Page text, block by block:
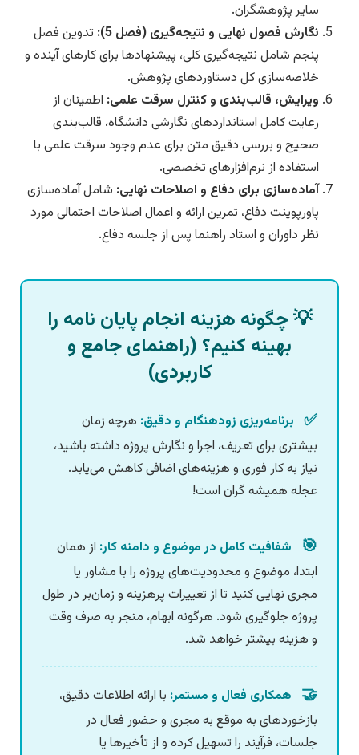
سایر پژوهشگران.
نگارش فصول نهایی و نتیجه‌گیری (فصل 5):
تدوین فصل
پنجم شامل نتیجه‌گیری کلی، پیشنهادها برای کارهای آینده و
خلاصه‌سازی کل دستاوردهای پژوهش.
ویرایش، قالب‌بندی و کنترل سرقت علمی: اطمینان از
رعایت کامل استانداردهای نگارشی دانشگاه، قالب‌بندی
صحیح و بررسی دقیق متن برای عدم وجود سرقت علمی با
استفاده از نرم‌افزارهای تخصصی.
آماده‌سازی برای دفاع و اصلاحات نهایی: شامل آماده‌سازی
پاورپوینت دفاع، تمرین ارائه و اعمال اصلاحات احتمالی مورد
نظر داوران و استاد راهنما پس از جلسه دفاع.
💡 چگونه هزینه انجام پایان نامه را
بهینه کنیم؟ (راهنمای جامع و
کاربردی)
✅ برنامه‌ریزی زودهنگام و دقیق: هرچه زمان
بیشتری برای تعریف، اجرا و نگارش پروژه داشته باشید،
نیاز به کار فوری و هزینه‌های اضافی کاهش می‌یابد.
عجله همیشه گران است!
🎯 شفافیت کامل در موضوع و دامنه کار: از همان
ابتدا، موضوع و محدودیت‌های پروژه را با مشاور یا
مجری نهایی کنید تا از تغییرات پرهزینه و زمان‌بر در طول
پروژه جلوگیری شود. هرگونه ابهام، منجر به صرف وقت
و هزینه بیشتر خواهد شد.
🤝 همکاری فعال و مستمر: با ارائه اطلاعات دقیق،
بازخوردهای به موقع به مجری و حضور فعال در
جلسات، فرآیند را تسهیل کرده و از تأخیرها یا